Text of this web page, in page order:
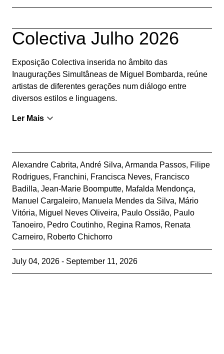
Colectiva Julho 2026
Exposição Colectiva inserida no âmbito das
Inaugurações Simultâneas de Miguel Bombarda, reúne
artistas de diferentes gerações num diálogo entre
diversos estilos e linguagens.
Ler Mais
Alexandre Cabrita, André Silva, Armanda Passos, Filipe
Rodrigues, Franchini, Francisca Neves, Francisco
Badilla, Jean-Marie Boomputte, Mafalda Mendonça,
Manuel Cargaleiro, Manuela Mendes da Silva, Mário
Vitória, Miguel Neves Oliveira, Paulo Ossião, Paulo
Tanoeiro, Pedro Coutinho, Regina Ramos, Renata
Carneiro, Roberto Chichorro
July 04, 2026 - September 11, 2026